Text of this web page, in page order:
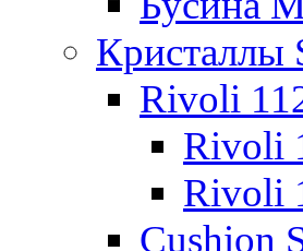
Кристаллы
Rivoli
Rivoli
Rivoli
Cushion